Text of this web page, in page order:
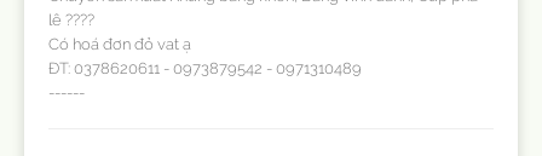
lê ????
Có hoá đơn đỏ vat ạ
ĐT: 0378620611 - 0973879542 - 0971310489
------